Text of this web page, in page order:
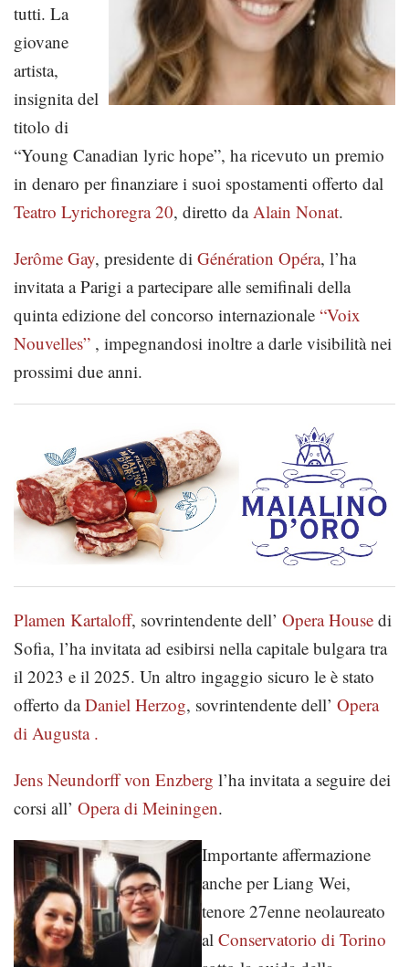
tutti. La
giovane
artista,
insignita del
titolo di
“Young Canadian lyric hope”, ha ricevuto un premio
in denaro per finanziare i suoi spostamenti offerto dal
Teatro Lyrichoregra 20, diretto da Alain Nonat.
Jerôme Gay, presidente di Génération Opéra, l’ha
invitata a Parigi a partecipare alle semifinali della
quinta edizione del concorso internazionale “Voix
Nouvelles” , impegnandosi inoltre a darle visibilità nei
prossimi due anni.
Plamen Kartaloff, sovrintendente dell’ Opera House di
Sofia, l’ha invitata ad esibirsi nella capitale bulgara tra
il 2023 e il 2025. Un altro ingaggio sicuro le è stato
offerto daDaniel Herzog, sovrintendente dell’ Opera
di Augusta .
Jens Neundorff von Enzberg l’ha invitata a seguire dei
corsi all’ Opera di Meiningen.
Importante affermazione
anche per Liang Wei,
tenore 27enne neolaureato
al Conservatorio di Torino